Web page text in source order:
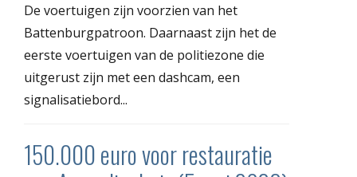
De voertuigen zijn voorzien van het
Battenburgpatroon. Daarnaast zijn het de
eerste voertuigen van de politiezone die
uitgerust zijn met een dashcam, een
signalisatiebord...
150.000 euro voor restauratie